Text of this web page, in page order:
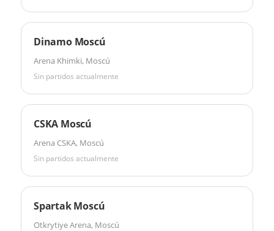
Dinamo Moscú
Arena Khimki, Moscú
Sin partidos actualmente
CSKA Moscú
Arena CSKA, Moscú
Sin partidos actualmente
Spartak Moscú
Otkrytiye Arena, Moscú